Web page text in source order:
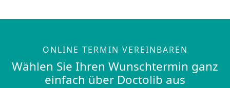
ONLINE TERMIN VEREINBAREN
Wählen Sie Ihren Wunschtermin ganz
einfach über Doctolib aus